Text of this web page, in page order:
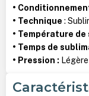
•
• Technique :
• Température
• Temps de
• Pression :